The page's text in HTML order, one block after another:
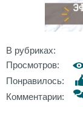
В рубриках:
Просмотров:
Понравилось:
Комментарии: